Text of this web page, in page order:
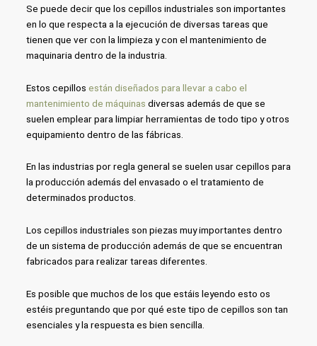
Se puede decir que los cepillos industriales son importantes
en lo que respecta a la ejecución de diversas tareas que
tienen que ver con la limpieza y con el mantenimiento de
maquinaria dentro de la industria.
Estos cepillos están diseñados para llevar a cabo el
mantenimiento de máquinas diversas además de que se
suelen emplear para limpiar herramientas de todo tipo y otros
equipamiento dentro de las fábricas.
En las industrias por regla general se suelen usar cepillos para
la producción además del envasado o el tratamiento de
determinados productos.
Los cepillos industriales son piezas muy importantes dentro
de un sistema de producción además de que se encuentran
fabricados para realizar tareas diferentes.
Es posible que muchos de los que estáis leyendo esto os
estéis preguntando que por qué este tipo de cepillos son tan
esenciales y la respuesta es bien sencilla.